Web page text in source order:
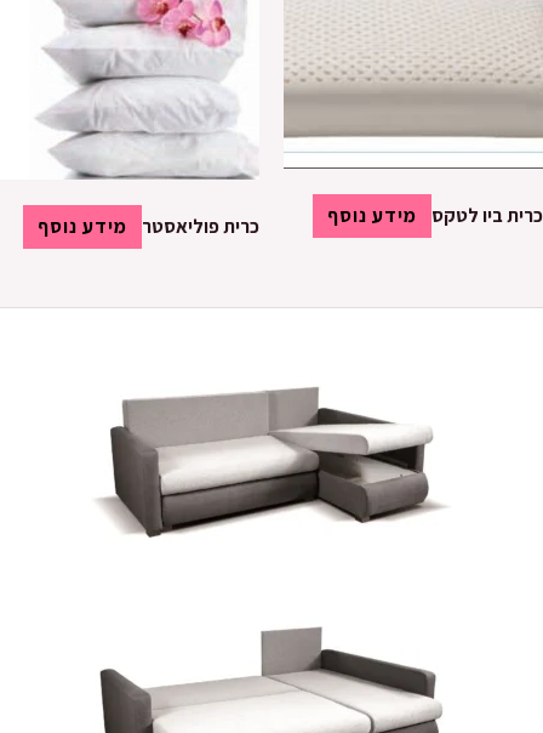
כרית ביו לטקס מידע נוסף כרית פוליאסטר מידע נוסף